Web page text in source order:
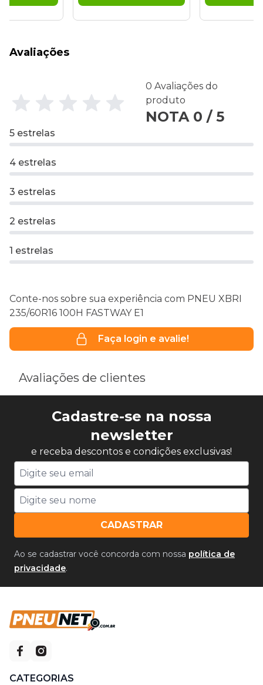
Avaliações
0 Avaliações do
produto
NOTA 0 / 5
5 estrelas
4 estrelas
3 estrelas
2 estrelas
1 estrelas
Conte-nos sobre sua experiência com PNEU XBRI
235/60R16 100H FASTWAY E1
Faça login e avalie!
Avaliações de clientes
Cadastre-se na nossa
newsletter
e receba descontos e condições exclusivas!
CADASTRAR
Ao se cadastrar você concorda com nossa política de
privacidade.
CATEGORIAS